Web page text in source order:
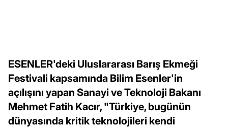
ESENLER'deki Uluslararası Barış Ekmeği
Festivali kapsamında Bilim Esenler'in
açılışını yapan Sanayi ve Teknoloji Bakanı
Mehmet Fatih Kacır, "Türkiye, bugünün
dünyasında kritik teknolojileri kendi